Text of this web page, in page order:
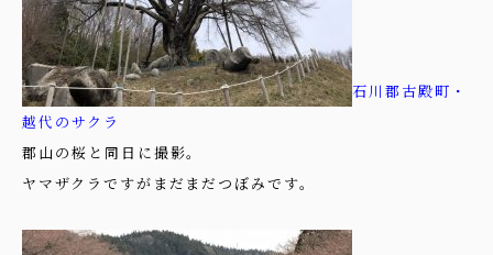
石川郡古殿町・
越代のサクラ
郡山の桜と同日に撮影。
ヤマザクラですがまだまだつぼみです。